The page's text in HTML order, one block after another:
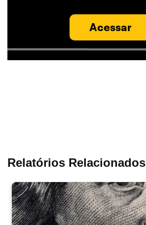
Acessar
Relatórios Relacionados